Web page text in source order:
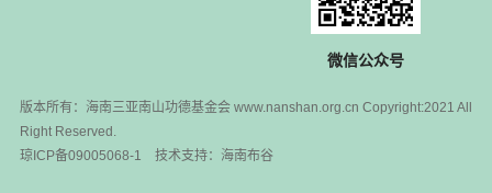
微信公众号
版本所有：海南三亚南山功德基金会 www.nanshan.org.cn Copyright:2021 All
Right Reserved.
琼ICP备09005068-1
技术支持： 海南布谷